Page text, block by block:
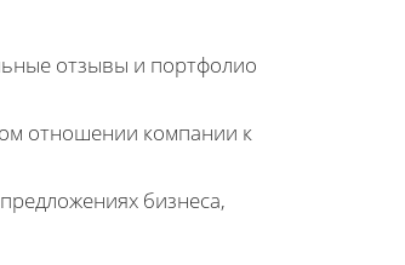
отзывы и портфолио
отношении компании к
бизнеса,